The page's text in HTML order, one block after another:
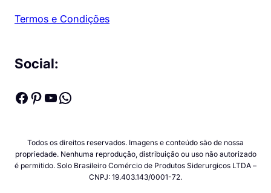
Termos e Condições
Social:
Facebook Pinterest Youtube WhatsApp
Todos os direitos reservados. Imagens e conteúdo são de nossa
propriedade. Nenhuma reprodução, distribuição ou uso não autorizado
é permitido. Solo Brasileiro Comércio de Produtos Siderurgicos LTDA –
CNPJ: 19.403.143/0001-72.